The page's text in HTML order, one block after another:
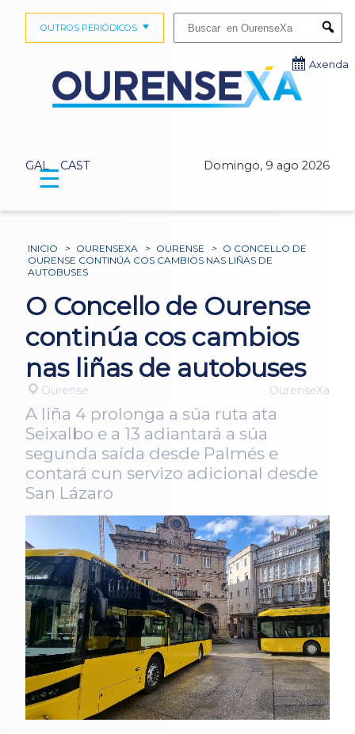
GAL CAST Domingo, 9 ago 2026
OUTROS PERIÓDICOS
Axenda
☰
INICIO > OURENSEXA > OURENSE > O CONCELLO DE
OURENSE CONTINÚA COS CAMBIOS NAS LIÑAS DE
AUTOBUSES
O Concello de Ourense
continúa cos cambios
nas liñas de autobuses
Ourense OurenseXa
A liña 4 prolonga a súa ruta ata
Seixalbo e a 13 adiantará a súa
segunda saída desde Palmés e
contará cun servizo adicional desde
San Lázaro